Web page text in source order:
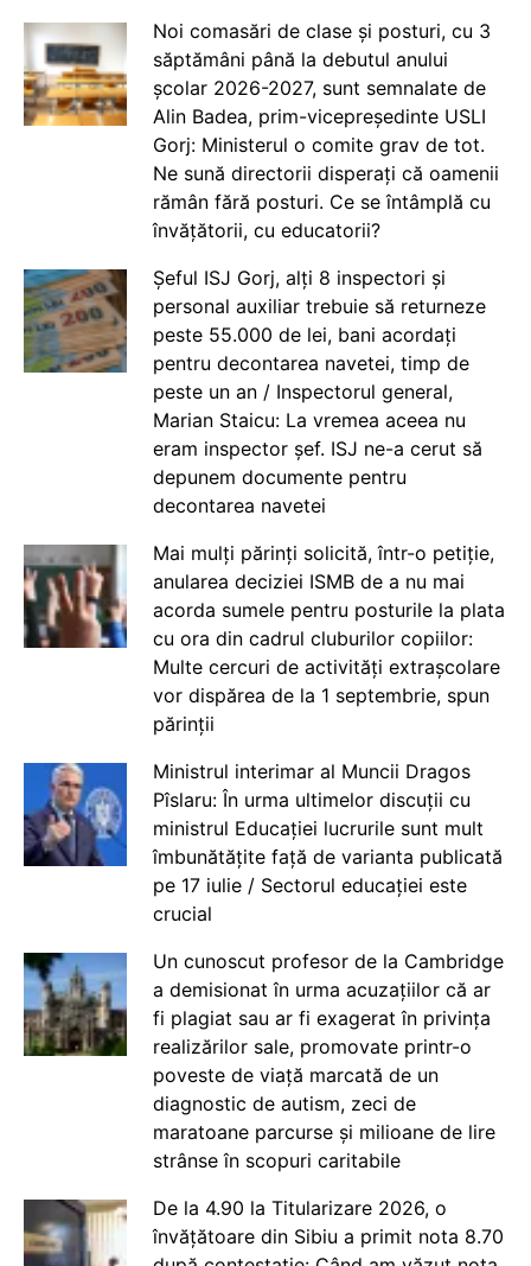
Noi comasări de clase și posturi, cu 3
săptămâni până la debutul anului
școlar 2026-2027, sunt semnalate de
Alin Badea, prim-vicepreședinte USLI
Gorj: Ministerul o comite grav de tot.
Ne sună directorii disperați că oamenii
rămân fără posturi. Ce se întâmplă cu
învățătorii, cu educatorii?
Șeful ISJ Gorj, alți 8 inspectori și
personal auxiliar trebuie să returneze
peste 55.000 de lei, bani acordați
pentru decontarea navetei, timp de
peste un an / Inspectorul general,
Marian Staicu: La vremea aceea nu
eram inspector șef. ISJ ne-a cerut să
depunem documente pentru
decontarea navetei
Mai mulți părinți solicită, într-o petiție,
anularea deciziei ISMB de a nu mai
acorda sumele pentru posturile la plata
cu ora din cadrul cluburilor copiilor:
Multe cercuri de activități extrașcolare
vor dispărea de la 1 septembrie, spun
părinții
Ministrul interimar al Muncii Dragos
Pîslaru: În urma ultimelor discuții cu
ministrul Educației lucrurile sunt mult
îmbunătățite față de varianta publicată
pe 17 iulie / Sectorul educației este
crucial
Un cunoscut profesor de la Cambridge
a demisionat în urma acuzațiilor că ar
fi plagiat sau ar fi exagerat în privința
realizărilor sale, promovate printr-o
poveste de viață marcată de un
diagnostic de autism, zeci de
maratoane parcurse și milioane de lire
strânse în scopuri caritabile
De la 4.90 la Titularizare 2026, o
învățătoare din Sibiu a primit nota 8.70